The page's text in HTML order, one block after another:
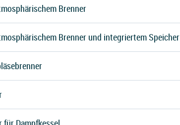
Brenner
Brenner und integriertem Speicher